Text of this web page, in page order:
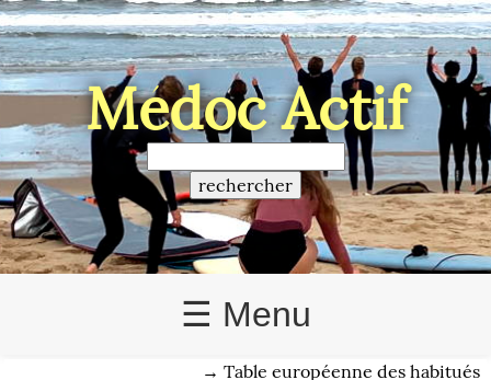
Médoc Actif
☰ Menu
→ Table européenne des habitués